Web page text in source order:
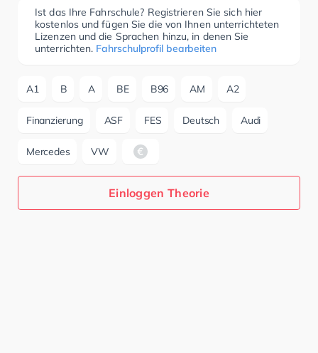
Ist das Ihre Fahrschule? Registrieren Sie sich hier
kostenlos und fügen Sie die von Ihnen unterrichteten
Lizenzen und die Sprachen hinzu, in denen Sie
unterrichten. Fahrschulprofil bearbeiten
A1 B A BE B96 AM A2
Finanzierung ASF FES Deutsch Audi
Mercedes VW
Einloggen Theorie